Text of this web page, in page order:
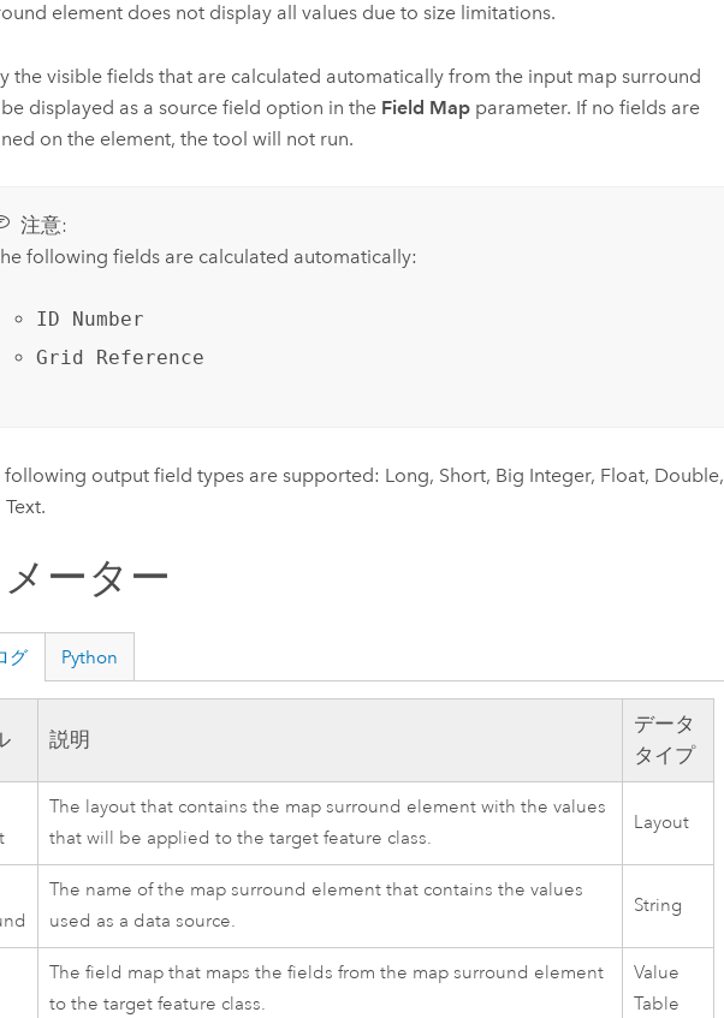
element does not display all values due to size limitations.
the visible fields that are calculated automatically from the input map surround
displayed as a source field option in the Field Mapparameter. If no fields are
on the element, the tool will not run.
注意:
following fields are calculated automatically:
ID Number
Grid Reference
following output field types are supported: Long, Short, Big Integer, Float, Double,
ーター
グ Python
説明
データ
タイプ
The layout that contains the map surround element with the values
that will be applied to the target feature class.
Layout
The name of the map surround element that contains the values
used as a data source.
String
The field map that maps the fields from the map surround element
to the target feature class.
Value
Table